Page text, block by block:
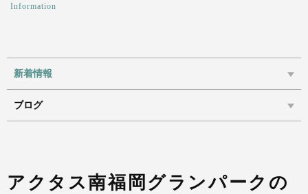
Information
新着情報
ブログ
アクタス南福岡グランパークの